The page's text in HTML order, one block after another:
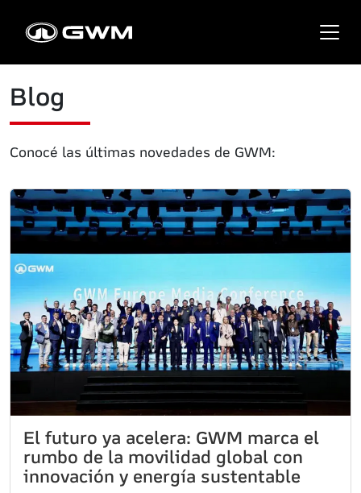
Blog
Conocé las últimas novedades de GWM:
El futuro ya acelera: GWM marca el
rumbo de la movilidad global con
innovación y energía sustentable